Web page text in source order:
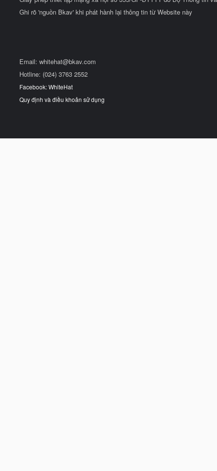
Ghi rõ 'nguồn Bkav' khi phát hành lại thông tin từ Website này
Email: whitehat@bkav.com
Hotline: (024) 3763 2552
Facebook: WhiteHat
Quy định và điều khoản sử dụng